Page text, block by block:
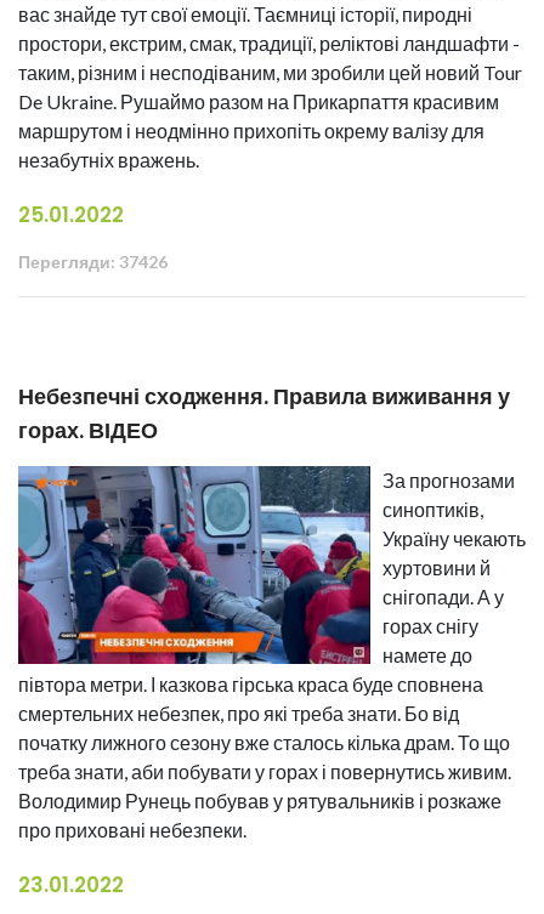
вас знайде тут свої емоції. Таємниці історії, пиродні
простори, екстрим, смак, традиції, реліктові ландшафти -
таким, різним і несподіваним, ми зробили цей новий Tour
De Ukraine. Рушаймо разом на Прикарпаття красивим
маршрутом і неодмінно прихопіть окрему валізу для
незабутніх вражень.
25.01.2022
Перегляди: 37426
Небезпечні сходження. Правила виживання у
горах. ВІДЕО
За прогнозами
синоптиків,
Україну чекають
хуртовини й
снігопади. А у
горах снігу
намете до
півтора метри. І казкова гірська краса буде сповнена
смертельних небезпек, про які треба знати. Бо від
початку лижного сезону вже сталось кілька драм. То що
треба знати, аби побувати у горах і повернутись живим.
Володимир Рунець побував у рятувальників і розкаже
про приховані небезпеки.
23.01.2022